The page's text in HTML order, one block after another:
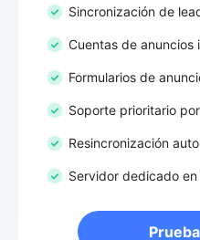
Sincronización de
Cuentas de anuncios
Formularios de
Soporte prioritario
Resincronización
Servidor dedicado